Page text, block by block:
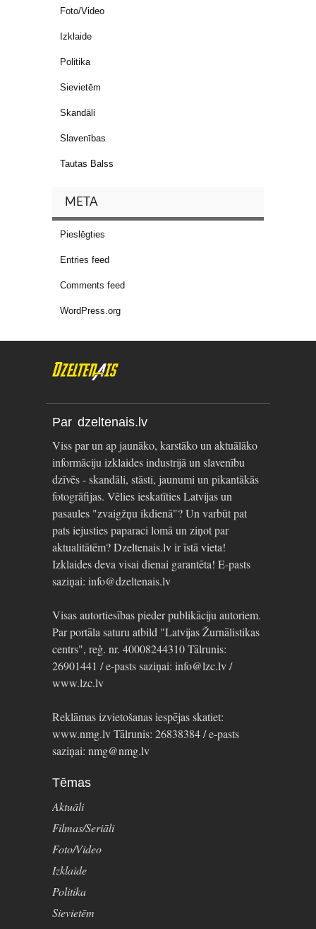
Foto/Video
Izklaide
Politika
Sievietēm
Skandāli
Slavenības
Tautas Balss
META
Pieslēgties
Entries feed
Comments feed
WordPress.org
Par dzeltenais.lv
Viss par un ap jaunāko, karstāko un aktuālāko
informāciju izklaides industrijā un slavenību
dzīvēs - skandāli, stāsti, jaunumi un pikantākās
fotogrāfijas. Vēlies ieskatīties Latvijas un
pasaules "zvaigžņu ikdienā"? Un varbūt pat
pats iejusties paparaci lomā un ziņot par
aktualitātēm? Dzeltenais.lv ir īstā vieta!
Izklaides deva visai dienai garantēta! E-pasts
saziņai: info@dzeltenais.lv
Visas autortiesības pieder publikāciju autoriem.
Par portāla saturu atbild "Latvijas Žurnālistikas
centrs", reģ. nr. 40008244310 Tālrunis:
26901441 / e-pasts saziņai: info@lzc.lv /
www.lzc.lv
Reklāmas izvietošanas iespējas skatiet:
www.nmg.lv Tālrunis: 26838384 / e-pasts
saziņai: nmg@nmg.lv
Tēmas
Aktuāli
Filmas/Seriāli
Foto/Video
Izklaide
Politika
Sievietēm